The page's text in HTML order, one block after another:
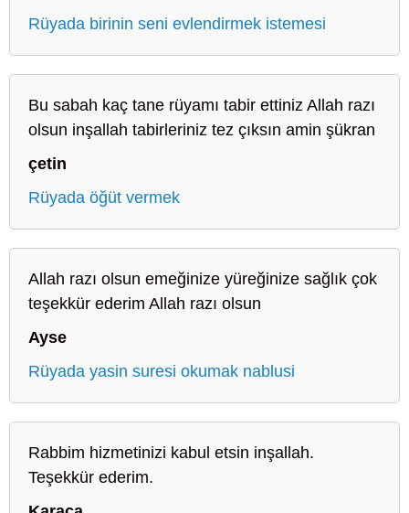
Rüyada birinin seni evlendirmek istemesi
Bu sabah kaç tane rüyamı tabir ettiniz Allah razı
olsun inşallah tabirleriniz tez çıksın amin şükran
çetin
Rüyada öğüt vermek
Allah razı olsun emeğinize yüreğinize sağlık çok
teşekkür ederim Allah razı olsun
Ayse
Rüyada yasin suresi okumak nablusi
Rabbim hizmetinizi kabul etsin inşallah.
Teşekkür ederim.